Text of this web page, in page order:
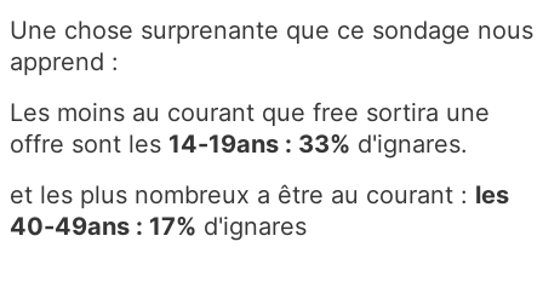
Une chose surprenante que ce sondage nous
apprend :
Les moins au courant que free sortira une
offre sont les 14-19ans : 33% d'ignares.
et les plus nombreux a être au courant : les
40-49ans : 17% d'ignares